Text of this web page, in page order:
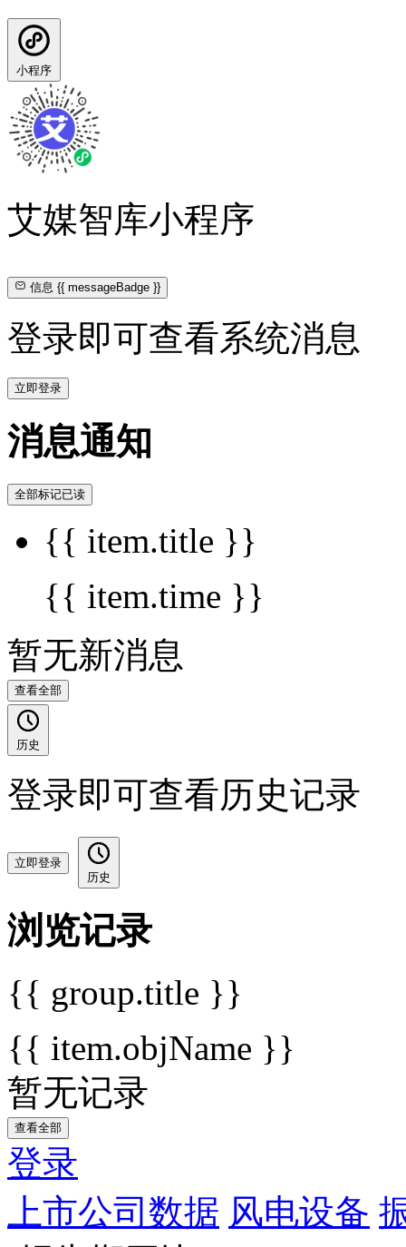
小程序
艾媒智库小程序
信息{{ messageBadge }}
登录即可查看系统消息
立即登录
消息通知
全部标记已读
{{ item.title }}
{{ item.time }}
暂无新消息
查看全部
历史
登录即可查看历史记录
立即登录
历史
浏览记录
{{ group.title }}
{{ item.objName }}
暂无记录
查看全部
登录
上市公司数据 风电设备